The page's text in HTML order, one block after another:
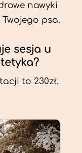
nawyki
psa.
sesja u
to 230zł.